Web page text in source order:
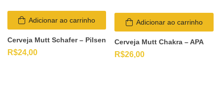
Adicionar ao carrinho
Cerveja Mutt Schafer – Pilsen
R$24,00
Adicionar ao carrinho
Cerveja Mutt Chakra – APA
R$26,00